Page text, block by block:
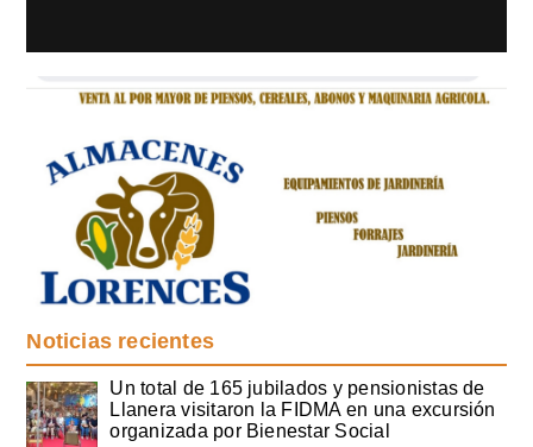
Noticias recientes
Un total de 165 jubilados y pensionistas de
Llanera visitaron la FIDMA en una excursión
organizada por Bienestar Social